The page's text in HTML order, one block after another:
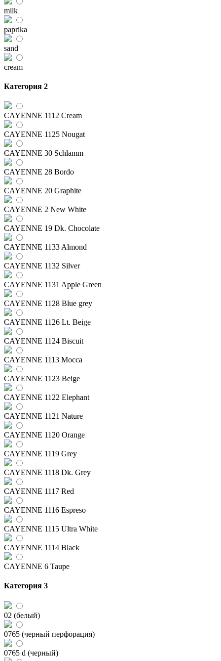
milk
paprika
sand
cream
Категория 2
CAYENNE 1112 Cream
CAYENNE 1125 Nougat
CAYENNE 30 Schlamm
CAYENNE 28 Bordo
CAYENNE 20 Graphite
CAYENNE 2 New White
CAYENNE 19 Dk. Chocolate
CAYENNE 1133 Almond
CAYENNE 1132 Silver
CAYENNE 1131 Apple Green
CAYENNE 1128 Blue grey
CAYENNE 1126 Lt. Beige
CAYENNE 1124 Biscuit
CAYENNE 1113 Mocca
CAYENNE 1123 Beige
CAYENNE 1122 Elephant
CAYENNE 1121 Nature
CAYENNE 1120 Orange
CAYENNE 1119 Grey
CAYENNE 1118 Dk. Grey
CAYENNE 1117 Red
CAYENNE 1116 Espreso
CAYENNE 1115 Ultra White
CAYENNE 1114 Black
CAYENNE 6 Taupe
Категория 3
02 (белый)
0765 (черный перфорация)
0765 d (черный)